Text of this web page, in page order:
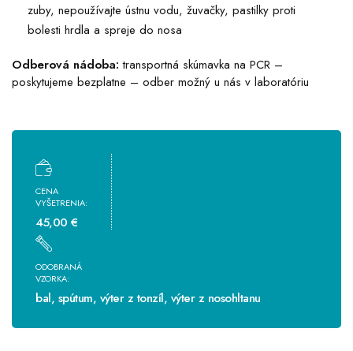
zuby, nepoužívajte ústnu vodu, žuvačky, pastilky proti
bolesti hrdla a spreje do nosa
Odberová nádoba: transportná skúmavka na PCR –
poskytujeme bezplatne – odber možný u nás v laboratóriu
CENA
VYŠETRENIA:
45,00 €
ODOBRANÁ
VZORKA:
bal, spútum, výter z tonzíl, výter z nosohltanu